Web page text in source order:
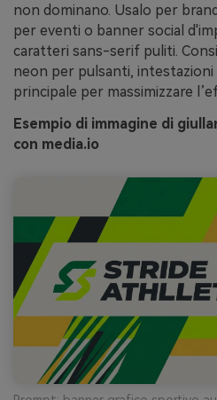
non dominano. Usalo per
per eventi o banner social
caratteri sans-serif puliti.
neon per pulsanti, intestazioni
principale per massimizzare
Esempio di immagine di
con media.io